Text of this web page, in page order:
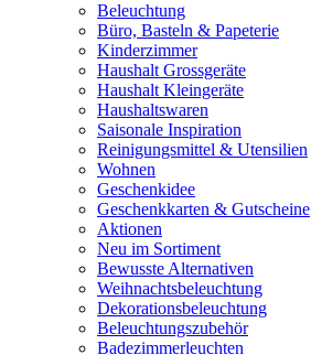
Beleuchtung
Büro, Basteln & Papeterie
Kinderzimmer
Haushalt Grossgeräte
Haushalt Kleingeräte
Haushaltswaren
Saisonale Inspiration
Reinigungsmittel & Utensilien
Wohnen
Geschenkidee
Geschenkkarten & Gutscheine
Aktionen
Neu im Sortiment
Bewusste Alternativen
Weihnachtsbeleuchtung
Dekorationsbeleuchtung
Beleuchtungszubehör
Badezimmerleuchten